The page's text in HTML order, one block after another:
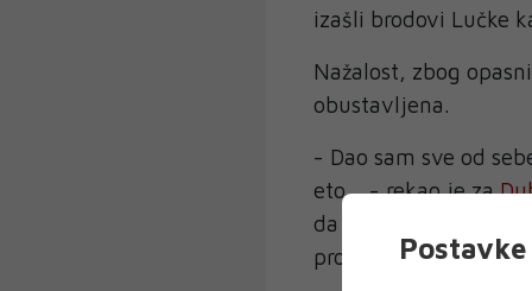
izašli brodovi Lučke
Nažalost, zbog
obustavljena.
- Dao sam sve od
eto… - rekao je za
da ne odustaje od
pronalaska osobe.